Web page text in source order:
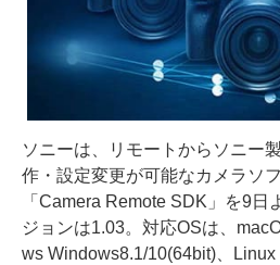
ソニーは、リモートからソニー
作・設定変更が可能なカメラソ
「Camera Remote SDK」を9日
ジョンは1.03。対応OSは、
ws Windows8.1/10(64bit)、Linux